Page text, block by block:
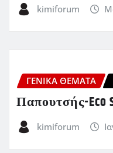
kimiforum
ΓΕΝΙΚΑ ΘΕΜΑΤΑ
Παπουτσής-Eco
kimiforum